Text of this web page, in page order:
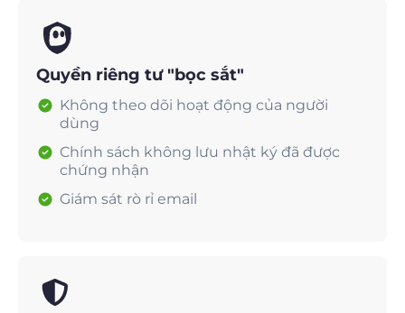
Quyền riêng tư "bọc sắt"
Không theo dõi hoạt động của người
dùng
Chính sách không lưu nhật ký đã được
chứng nhận
Giám sát rò rỉ email